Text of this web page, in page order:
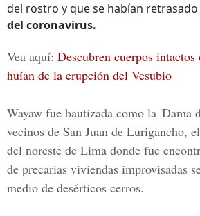
del rostro y que se habían
del coronavirus.
Vea aquí: Descubren cuerpos
huían de la erupción del Vesubio
Wayaw fue bautizada como la 'Dama
vecinos de San Juan de Lurigancho,
del noreste de Lima donde fue
de precarias viviendas improvisadas
medio de desérticos cerros.